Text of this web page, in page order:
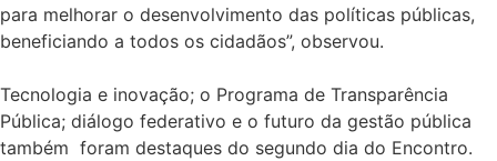
para melhorar o desenvolvimento das políticas públicas,
beneficiando a todos os cidadãos”, observou.
Tecnologia e inovação; o Programa de Transparência
Pública; diálogo federativo e o futuro da gestão pública
também foram destaques do segundo dia do Encontro.